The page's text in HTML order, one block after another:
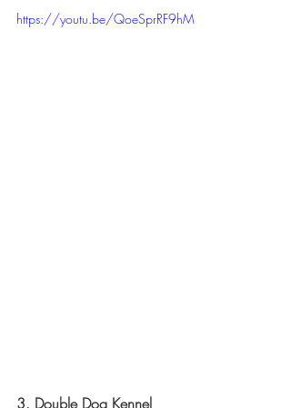
https://youtu.be/QoeSprRF9hM
3. Double Dog Kennel